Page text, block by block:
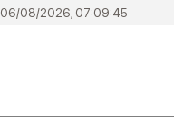
06/08/2026, 07:09:45